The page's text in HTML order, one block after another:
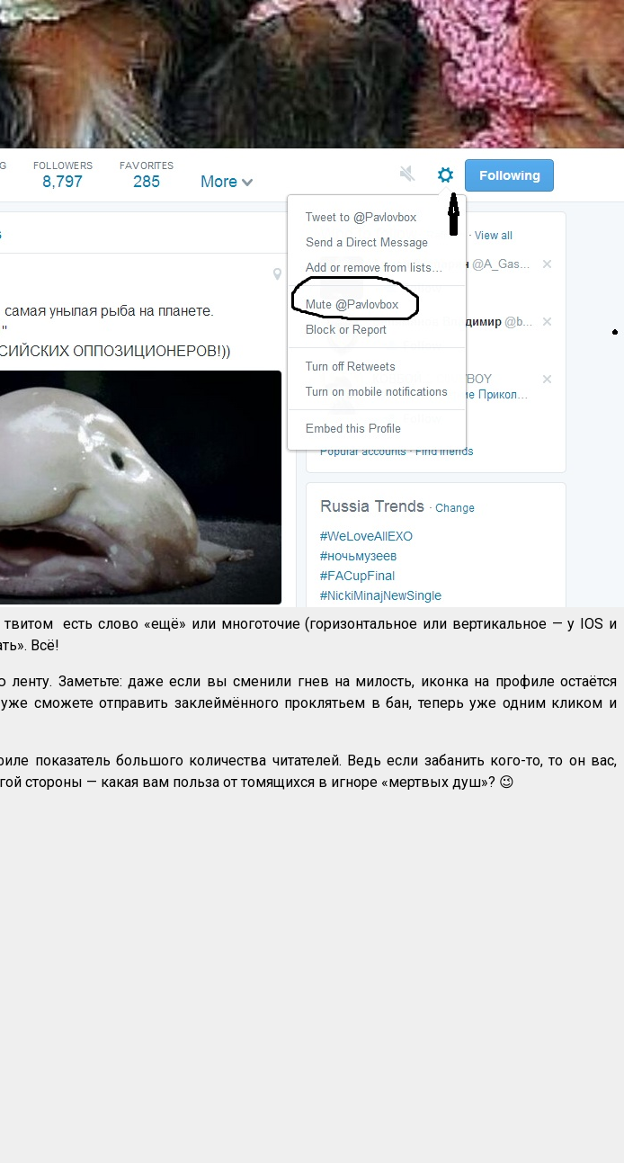
есть слово «ещё» или многоточие (горизонтальное или вертикальное — у IOS и
Всё!
Заметьте: даже если вы сменили гнев на милость, иконка на профиле остаётся
сможете отправить заклеймённого проклятьем в бан, теперь уже одним кликом и
показатель большого количества читателей. Ведь если забанить кого-то, то он вас,
стороны — какая вам польза от томящихся в игноре «мертвых душ»? 😉